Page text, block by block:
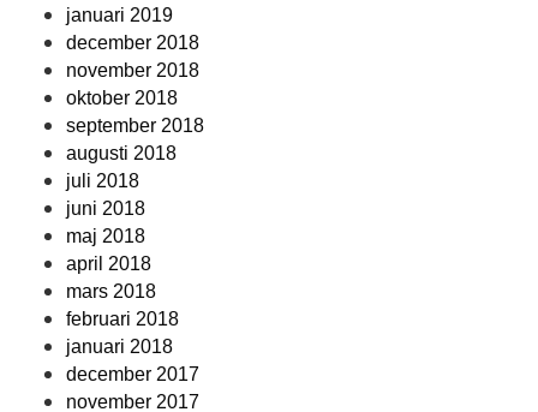
januari 2019
december 2018
november 2018
oktober 2018
september 2018
augusti 2018
juli 2018
juni 2018
maj 2018
april 2018
mars 2018
februari 2018
januari 2018
december 2017
november 2017